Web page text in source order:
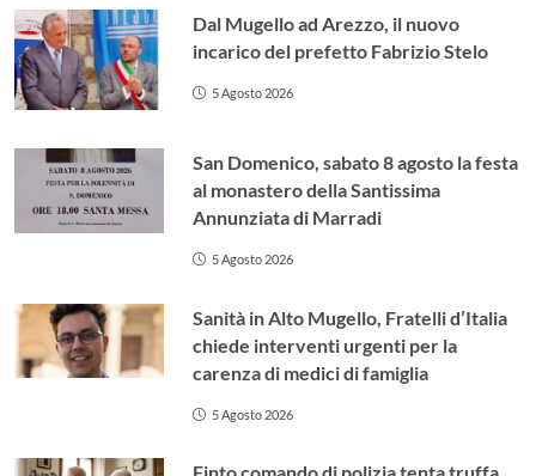
Dal Mugello ad Arezzo, il nuovo
incarico del prefetto Fabrizio Stelo
5 Agosto 2026
San Domenico, sabato 8 agosto la festa
al monastero della Santissima
Annunziata di Marradi
5 Agosto 2026
Sanità in Alto Mugello, Fratelli d’Italia
chiede interventi urgenti per la
carenza di medici di famiglia
5 Agosto 2026